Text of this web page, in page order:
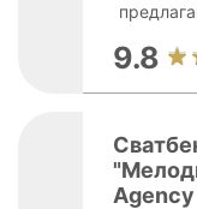
9.8
Agency